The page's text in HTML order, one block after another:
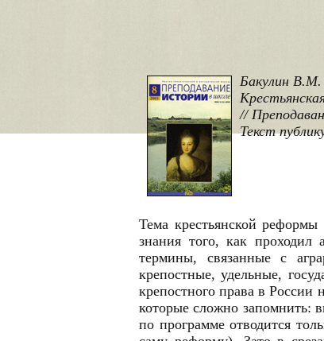
Бакулин В.М.
//
Текст
Тема крестьянской
знания того, как проходил
термины, связанные с
крепостные, удельные,
крепостного права в
которые сложно запомнить:
по программе отводится